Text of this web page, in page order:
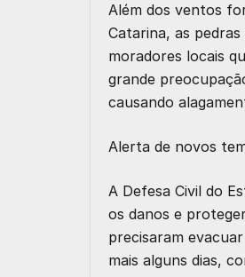
Além dos ventos
Catarina, as
moradores locais
grande
causando
Alerta de novos
A Defesa Civil do
os danos e
precisaram
mais alguns dias,